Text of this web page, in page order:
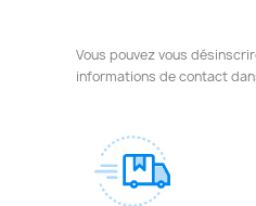
Vous pouvez vous
informations de contact